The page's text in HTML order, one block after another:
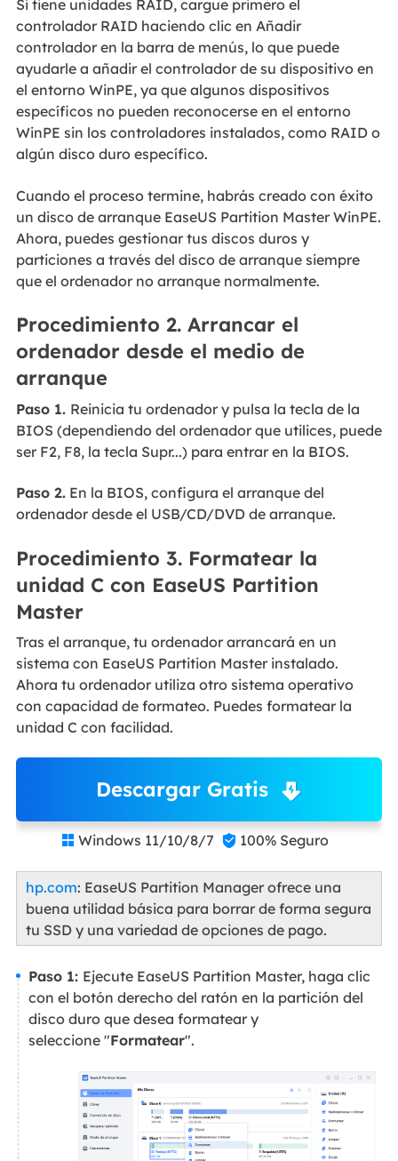
Si tiene unidades RAID, cargue primero el
controlador RAID haciendo clic en Añadir
controlador en la barra de menús, lo que puede
ayudarle a añadir el controlador de su dispositivo en
el entorno WinPE, ya que algunos dispositivos
específicos no pueden reconocerse en el entorno
WinPE sin los controladores instalados, como RAID o
algún disco duro específico.
Cuando el proceso termine, habrás creado con éxito
un disco de arranque EaseUS Partition Master WinPE.
Ahora, puedes gestionar tus discos duros y
particiones a través del disco de arranque siempre
que el ordenador no arranque normalmente.
Procedimiento 2. Arrancar el
ordenador desde el medio de
arranque
Paso 1. Reinicia tu ordenador y pulsa la tecla de la
BIOS (dependiendo del ordenador que utilices, puede
ser F2, F8, la tecla Supr...) para entrar en la BIOS.
Paso 2.En la BIOS, configura el arranque del
ordenador desde el USB/CD/DVD de arranque.
Procedimiento 3. Formatear la
unidad C con EaseUS Partition
Master
Tras el arranque, tu ordenador arrancará en un
sistema con EaseUS Partition Master instalado.
Ahora tu ordenador utiliza otro sistema operativo
con capacidad de formateo. Puedes formatear la
unidad C con facilidad.
Descargar Gratis
 Windows 11/10/8/7  100% Seguro
hp.com: EaseUS Partition Manager ofrece una
buena utilidad básica para borrar de forma segura
tu SSD y una variedad de opciones de pago.
Paso 1: Ejecute EaseUS Partition Master, haga clic
con el botón derecho del ratón en la partición del
disco duro que desea formatear y
seleccione "Formatear".